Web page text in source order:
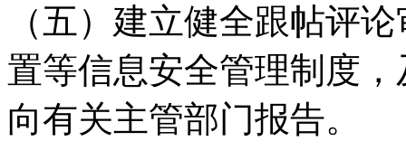
（五）建立健全跟帖评
置等信息安全管理制度
向有关主管部门报告。